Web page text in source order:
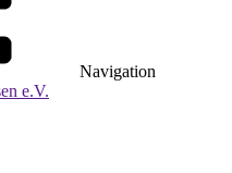
Navigation